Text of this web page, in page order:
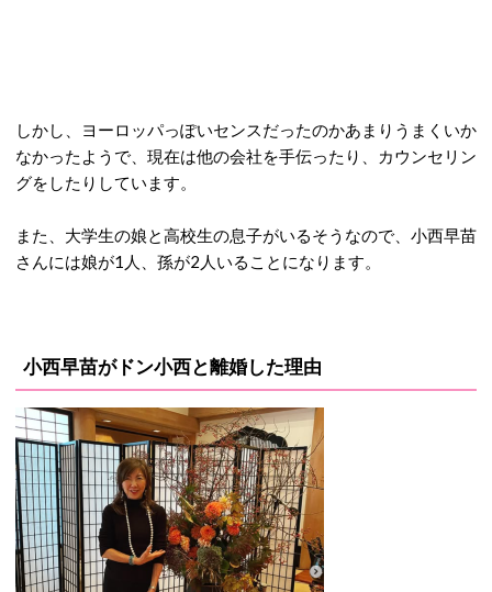
しかし、ヨーロッパっぽいセンスだったのかあまりうまくいか
なかったようで、現在は他の会社を手伝ったり、カウンセリン
グをしたりしています。
また、大学生の娘と高校生の息子がいるそうなので、小西早苗
さんには娘が1人、孫が2人いることになります。
小西早苗がドン小西と離婚した理由